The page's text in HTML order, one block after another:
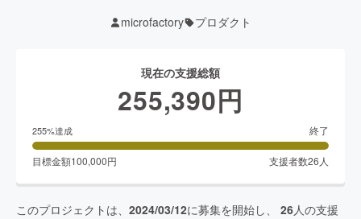
microfactory プロダクト
現在の支援総額
255,390円
255%達成 終了
目標金額100,000円 支援者数26 人
このプロジェクトは、 2024/03/12に募集を開始し、 26人の支援